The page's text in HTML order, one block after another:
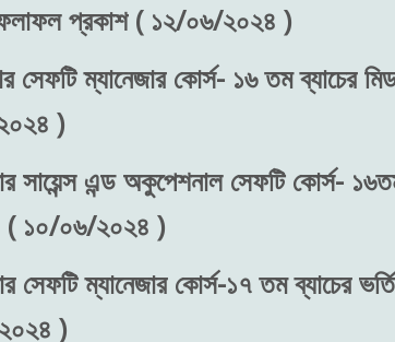
ফলাফল প্রকাশ ( ১২/০৬/২০২৪ )
সেফটি ম্যানেজার কোর্স- ১৬ তম ব্যাচের
)
সায়েন্স এন্ড অকুপেশনাল সেফটি কোর্স-
( ১০/০৬/২০২৪ )
সেফটি ম্যানেজার কোর্স-১৭ তম ব্যাচের
)